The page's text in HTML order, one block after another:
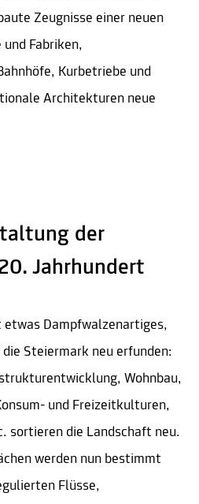
Zeugnisse einer neuen
Fabriken,
Kurbetriebe und
Architekturen neue
der
Jahrhundert
etwas Dampfwalzenartiges,
Steiermark neu erfunden:
Wohnbau,
und Freizeitkulturen,
sortieren die Landschaft neu.
werden nun bestimmt
Flüsse,